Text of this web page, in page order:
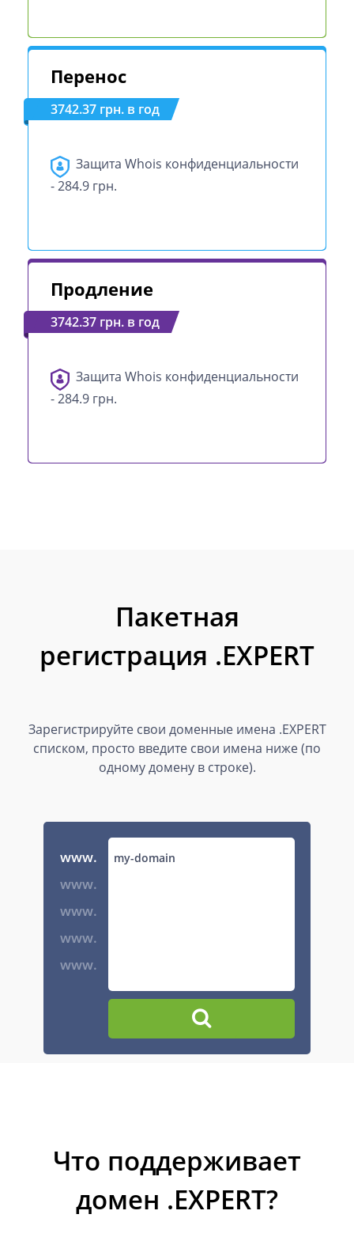
Перенос
3742.37 грн. в год
Защита Whois конфиденциальности
- 284.9 грн.
Продление
3742.37 грн. в год
Защита Whois конфиденциальности
- 284.9 грн.
Пакетная
регистрация .EXPERT
Зарегистрируйте свои доменные имена .EXPERT
списком, просто введите свои имена ниже (по
одному домену в строке).
www.
www.
www.
www.
www.
Что поддерживает
домен .EXPERT?